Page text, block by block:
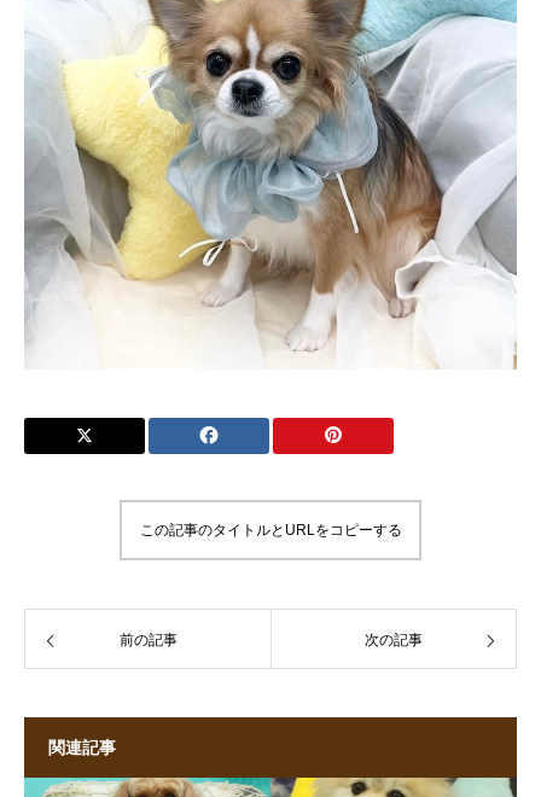
この記事のタイトルとURLをコピーする
前の記事 次の記事
関連記事